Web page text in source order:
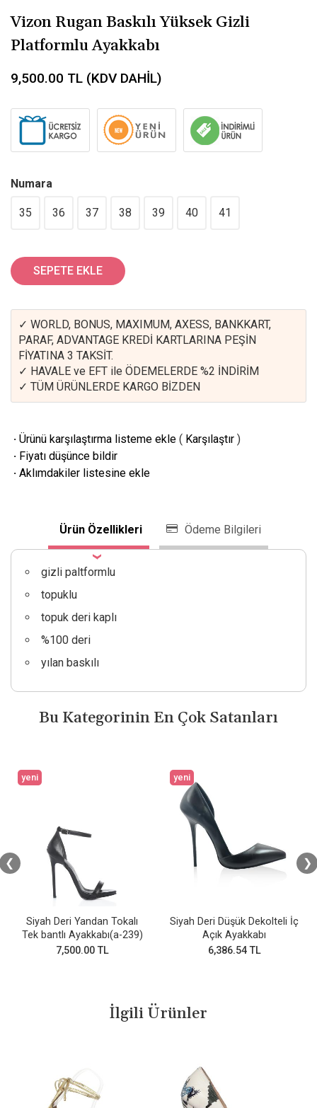
Vizon Rugan Baskılı Yüksek Gizli
Platformlu Ayakkabı
9,500.00 TL (KDV DAHİL)
Numara
35 36 37 38 39 40 41
SEPETE EKLE
✓ WORLD, BONUS, MAXIMUM, AXESS, BANKKART,
PARAF, ADVANTAGE KREDİ KARTLARINA PEŞİN
FİYATINA 3 TAKSİT.
✓ HAVALE ve EFT ile ÖDEMELERDE %2 İNDİRİM
✓ TÜM ÜRÜNLERDE KARGO BİZDEN
· Ürünü karşılaştırma listeme ekle( Karşılaştır)
· Fiyatı düşünce bildir
· Aklımdakiler listesine ekle
Ürün Özellikleri Ödeme Bilgileri
gizli paltformlu
topuklu
topuk deri kaplı
%100 deri
yılan baskılı
Bu Kategorinin En Çok Satanları
yeni
Siyah Deri Yandan Tokalı
Tek bantlı Ayakkabı(a-239)
7,500.00 TL
yeni
Siyah Deri Düşük Dekolteli İç
Açık Ayakkabı
6,386.54 TL
❮ ❯
İlgili Ürünler